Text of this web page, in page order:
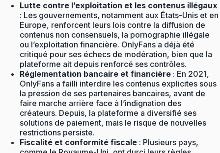
Lutte contre l’exploitation et les contenus illégaux
: Les gouvernements, notamment aux États-Unis et en
Europe, renforcent leurs lois contre la diffusion de
contenus non consensuels, la pornographie illégale
ou l’exploitation financière. OnlyFans a déjà été
critiqué pour ses échecs de modération, bien que la
plateforme ait depuis renforcé ses contrôles.
Réglementation bancaire et financière : En 2021,
OnlyFans a failli interdire les contenus explicites sous
la pression de ses partenaires bancaires, avant de
faire marche arrière face à l’indignation des
créateurs. Depuis, la plateforme a diversifié ses
solutions de paiement, mais le risque de nouvelles
restrictions persiste.
Fiscalité et conformité fiscale : Plusieurs pays,